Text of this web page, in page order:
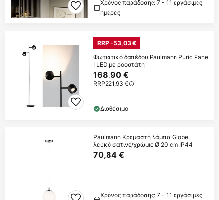
Χρόνος παράδοσης: 7 - 11 εργάσιμες
ημέρες
RRP -53,03 €
Φωτιστικό δαπέδου Paulmann Puric Pane
I LED με ροοστάτη
168,90 €
RRP221,93 €
Διαθέσιμο
Paulmann Κρεμαστή λάμπα Globe,
λευκό σατινέ/χρώμιο Ø 20 cm IP44
70,84 €
Χρόνος παράδοσης: 7 - 11 εργάσιμες